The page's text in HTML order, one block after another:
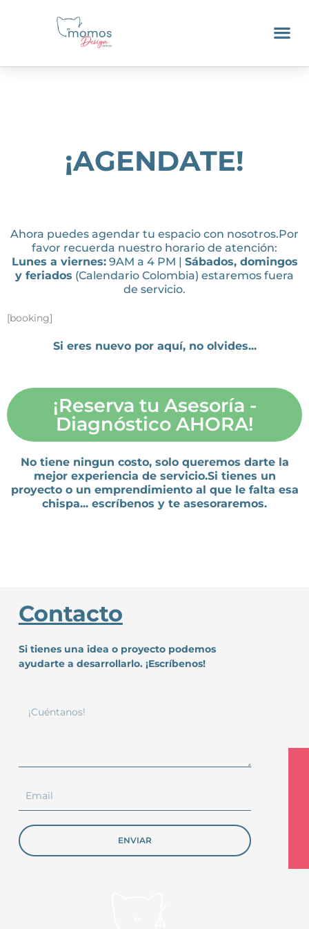
¡AGENDATE!
Ahora puedes agendar tu espacio con nosotros.Por
favor recuerda nuestro horario de atención:
Lunes a viernes:9AM a 4 PM | Sábados, domingos
y feriados (Calendario Colombia) estaremos fuera
de servicio.
[booking]
Si eres nuevo por aquí, no olvides...
¡Reserva tu Asesoría -
Diagnóstico AHORA!
No tiene ningun costo, solo queremos darte la
mejor experiencia de servicio.Si tienes un
proyecto o un emprendimiento al que le falta esa
chispa... escríbenos y te asesoraremos.
Contacto
Si tienes una idea o proyecto podemos
ayudarte a desarrollarlo. ¡Escríbenos!
¡Cuéntanos!
ENVIAR